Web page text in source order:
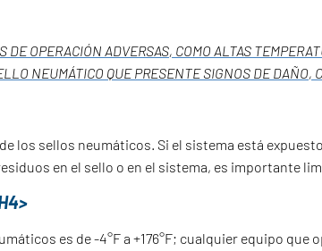
OPERACIÓN ADVERSAS, COMO ALTAS
NEUMÁTICO QUE PRESENTE SIGNOS DE
los sellos neumáticos. Si el sistema está
en el sello o en el sistema, es importante
es de -4°F a +176°F; cualquier equipo